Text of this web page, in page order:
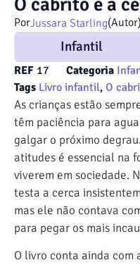
PorJussara Starling(Autor)
Infantil
REF 17 Categoria
Tags Livro infantil, O
As crianças estão
têm paciência para
galgar o próximo
atitudes é essencial na
viverem em sociedade.
testa a cerca
mas ele não contava
para pegar os mais
O livro conta ainda com